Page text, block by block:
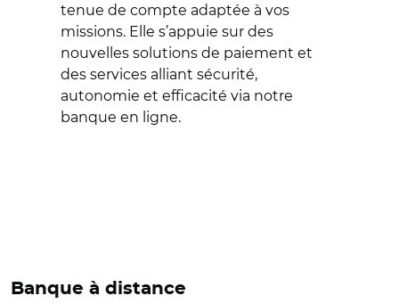
tenue de compte adaptée à vos
missions. Elle s’appuie sur des
nouvelles solutions de paiement et
des services alliant sécurité,
autonomie et efficacité via notre
banque en ligne.
Banque à distance